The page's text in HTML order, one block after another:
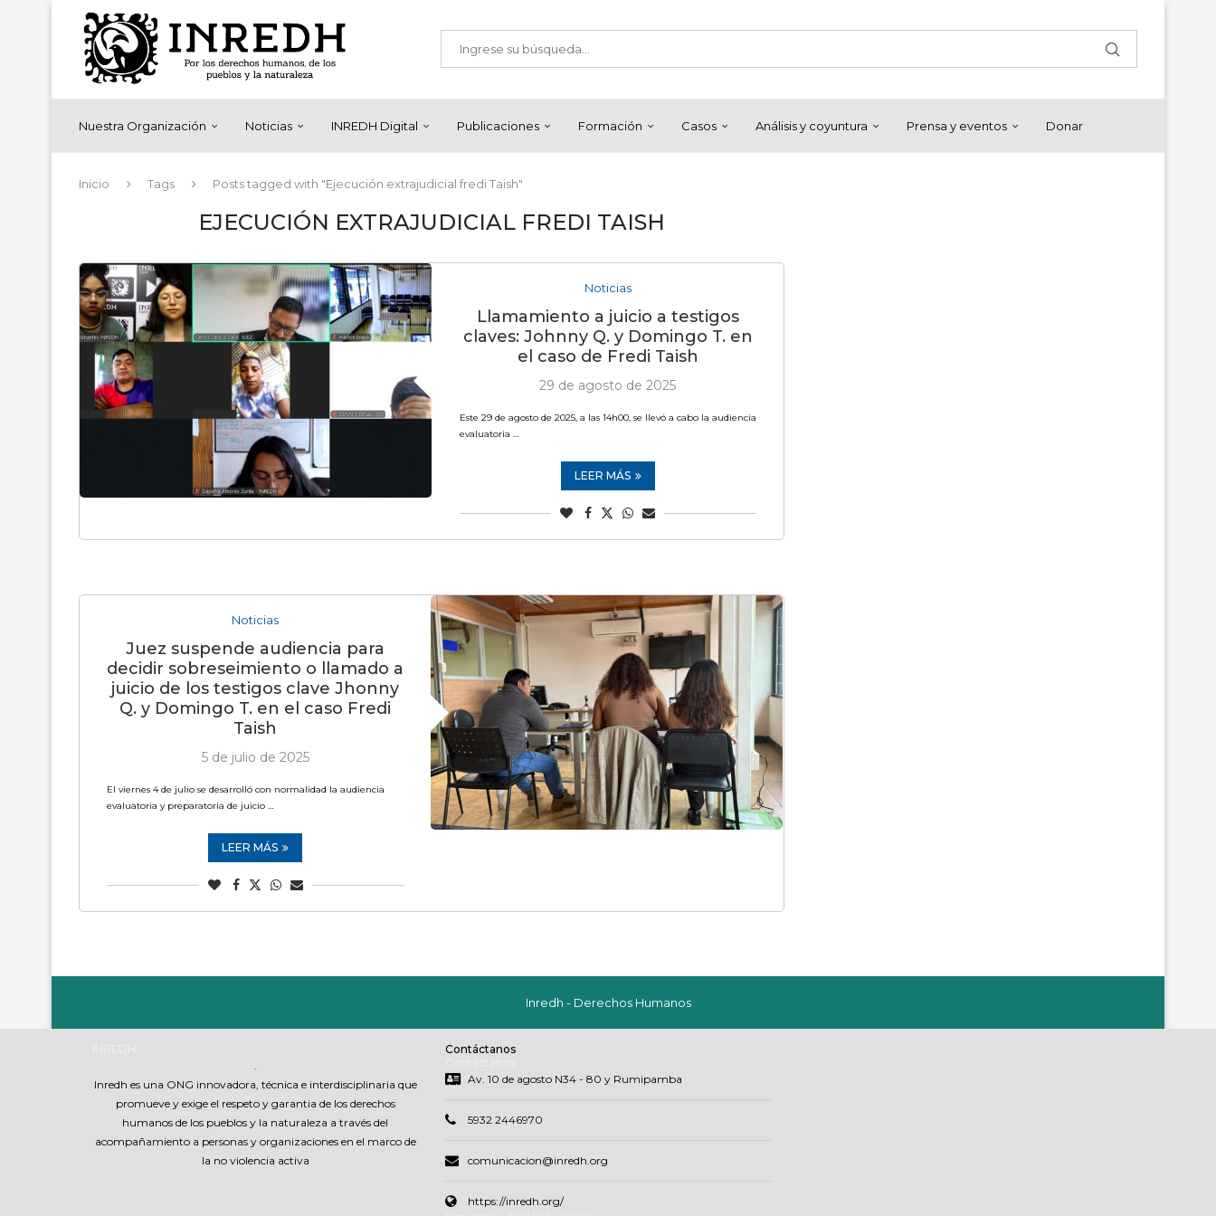
Nuestra Organización Noticias INREDH Digital Publicaciones Formación Casos Análisis y coyuntura Prensa y eventos Donar
Inicio Tags Posts tagged with "Ejecución extrajudicial fredi Taish"
EJECUCIÓN EXTRAJUDICIAL FREDI TAISH
Noticias
Llamamiento a juicio a testigos
claves: Johnny Q. y Domingo T. en
el caso de Fredi Taish
29 de agosto de 2025
Este 29 de agosto de 2025, a las 14h00, se llevó a cabo la audiencia
evaluatoria …
LEER MÁS
Noticias
Juez suspende audiencia para
decidir sobreseimiento o llamado a
juicio de los testigos clave Jhonny
Q. y Domingo T. en el caso Fredi
Taish
5 de julio de 2025
El viernes 4 de julio se desarrolló con normalidad la audiencia
evaluatoria y preparatoria de juicio …
LEER MÁS
Inredh - Derechos Humanos
.
Inredh es una ONG innovadora, técnica e interdisciplinaria que
promueve y exige el respeto y garantia de los derechos
humanos de los pueblos y la naturaleza a través del
acompañamiento a personas y organizaciones en el marco de
la no violencia activa
Contáctanos
Av. 10 de agosto N34 - 80 y Rumipamba
5932 2446970
comunicacion@inredh.org
https://inredh.org/